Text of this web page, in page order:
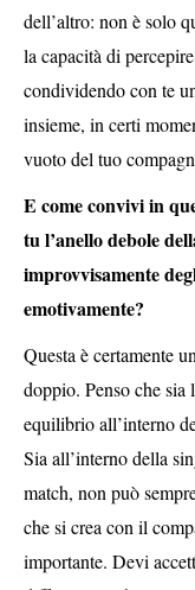
dell’altro: non è solo
la capacità di
condividendo con te
insieme, in certi
vuoto del tuo
E come convivi in
tu l’anello debole
improvvisamente
emotivamente?
Questa è certamente
doppio. Penso che sia
equilibrio all’interno
Sia all’interno della
match, non può
che si crea con il
importante. Devi